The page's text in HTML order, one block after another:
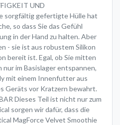
UND
sorgfältig gefertigte Hülle hat
so dass Sie das Gefühl
in der Hand zu halten. Aber
- sie ist aus robustem Silikon
bereit ist. Egal, ob Sie mitten
im Basislager entspannen,
mit einem Innenfutter aus
Geräts vor Kratzern bewahrt.
Dieses Teil ist nicht nur zum
sorgen wir dafür, dass die
MagForce Velvet Smoothie